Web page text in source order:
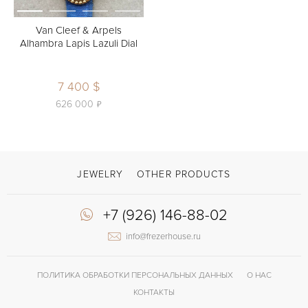
Van Cleef & Arpels
Alhambra Lapis Lazuli Dial
7 400 $
626 000 ь
JEWELRY OTHER PRODUCTS
+7 (926) 146-88-02
info@frezerhouse.ru
ПОЛИТИКА ОБРАБОТКИ ПЕРСОНАЛЬНЫХ ДАННЫХ
О НАС
КОНТАКТЫ